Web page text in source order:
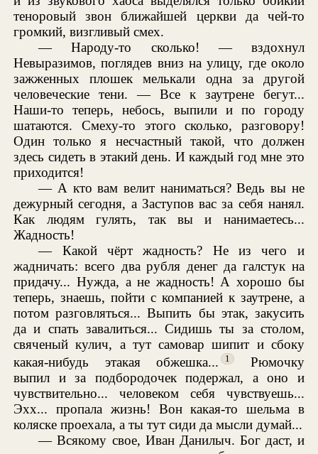
теноровый звон ближайшей церкви да чей-то
громкий, визгливый смех.
— Народу-то сколько! — вздохнул
Невыразимов, поглядев вниз на улицу, где около
зажженных плошек мелькали одна за другой
человеческие тени. — Все к заутрене бегут...
Наши-то теперь, небось, выпили и по городу
шатаются. Смеху-то этого сколько, разговору!
Один только я несчастный такой, что должен
здесь сидеть в этакий день. И каждый год мне это
приходится!
— А кто вам велит наниматься? Ведь вы не
дежурный сегодня, а Заступов вас за себя нанял.
Как людям гулять, так вы и нанимаетесь...
Жадность!
— Какой чёрт жадность? Не из чего и
жадничать: всего два рубля денег да галстук на
придачу... Нужда, а не жадность! А хорошо бы
теперь, знаешь, пойти с компанией к заутрене, а
потом разговляться... Выпить бы этак, закусить
да и спать завалиться... Сидишь ты за столом,
свяченый кулич, а тут самовар шипит и сбоку
какая-нибудь этакая обжешка...
1
Рюмочку
выпил и за подбородочек подержал, а оно и
чувствительно... человеком себя чувствуешь...
Эхх... пропала жизнь! Вон какая-то шельма в
коляске проехала, а ты тут сиди да мысли думай...
— Всякому свое, Иван Данилыч. Бог даст, и